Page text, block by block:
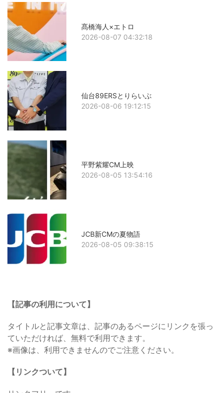
髙橋海人×エトロ
2026-08-07 04:32:18
仙台89ERSとりらいぶ
2026-08-06 19:12:15
平野紫耀CM上映
2026-08-05 13:54:16
JCB新CMの夏物語
2026-08-05 09:38:15
【記事の利用について】
タイトルと記事文章は、記事のあるページにリンクを張っ
ていただければ、無料で利用できます。
※画像は、利用できませんのでご注意ください。
【リンクついて】